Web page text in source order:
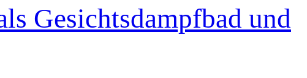
Gesichtsdampfbad und